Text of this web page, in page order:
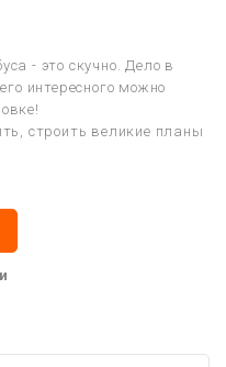
- это скучно. Дело в
интересного можно
строить великие планы